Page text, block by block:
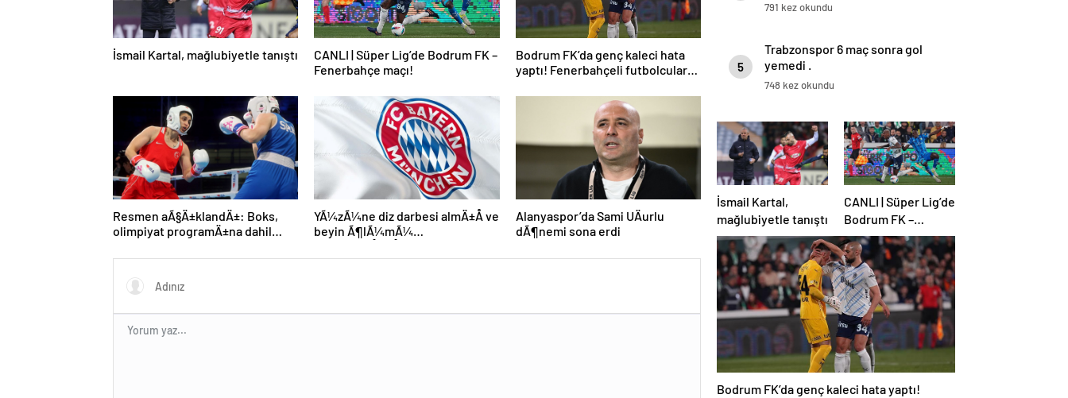
İsmail Kartal, mağlubiyetle tanıştı
CANLI | Süper Lig’de Bodrum FK –
Fenerbahçe maçı!
Bodrum FK’da genç kaleci hata
yaptı! Fenerbahçeli futbolcular
Resmen aÃ§Ä±klandÄ±: Boks,
olimpiyat programÄ±na dahil
YÃ¼zÃ¼ne diz darbesi almÄ±Å ve
beyin Ã¶lÃ¼mÃ¼
MÃ¼nih DÃ¼nya KarmasÄ±’nÄ±n
Alanyaspor’da Sami UÄurlu
dÃ¶nemi sona erdi
791 kez okundu
5
Trabzonspor 6 maç sonra gol
yemedi .
748 kez okundu
İsmail Kartal,
mağlubiyetle tanıştı
CANLI | Süper Lig’de
Bodrum FK –
Fenerbahçe maçı!
Bodrum FK’da genç kaleci hata yaptı!